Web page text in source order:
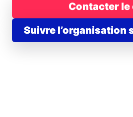
Contacter le
Suivre l’organisation